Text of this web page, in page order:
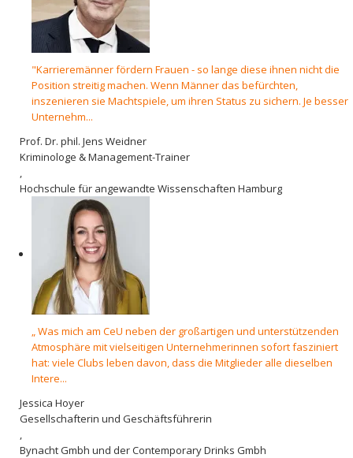
"Karrieremänner fördern Frauen - so lange diese ihnen nicht die
Position streitig machen. Wenn Männer das befürchten,
inszenieren sie Machtspiele, um ihren Status zu sichern. Je besser
Unternehm...
Prof. Dr. phil. Jens Weidner
Kriminologe & Management-Trainer
,
Hochschule für angewandte Wissenschaften Hamburg
„ Was mich am CeU neben der großartigen und unterstützenden
Atmosphäre mit vielseitigen Unternehmerinnen sofort fasziniert
hat: viele Clubs leben davon, dass die Mitglieder alle dieselben
Intere...
Jessica Hoyer
Gesellschafterin und Geschäftsführerin
,
Bynacht Gmbh und der Contemporary Drinks Gmbh